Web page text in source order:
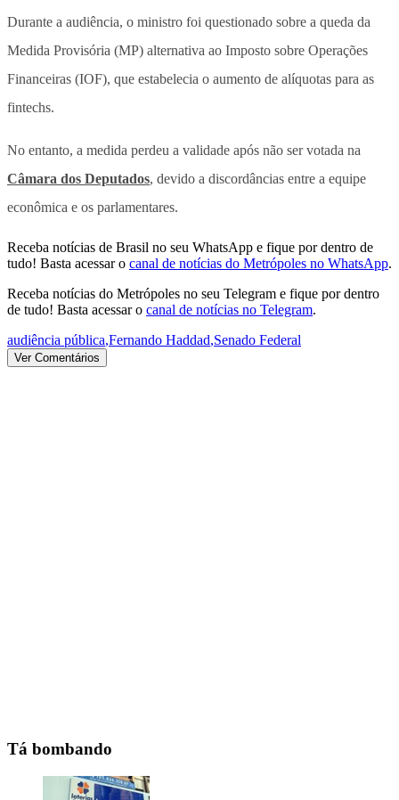
Durante a audiência, o ministro foi questionado sobre a queda da
Medida Provisória (MP) alternativa ao Imposto sobre Operações
Financeiras (IOF), que estabelecia o aumento de alíquotas para as
fintechs.
No entanto, a medida perdeu a validade após não ser votada na
Câmara dos Deputados, devido a discordâncias entre a equipe
econômica e os parlamentares.
Receba notícias de Brasil no seu WhatsApp e fique por dentro de
tudo! Basta acessar o canal de notícias do Metrópoles no WhatsApp.
Receba notícias do Metrópoles no seu Telegram e fique por dentro
de tudo! Basta acessar o canal de notícias no Telegram.
audiência pública,Fernando Haddad,Senado Federal
Ver Comentários
Tá bombando